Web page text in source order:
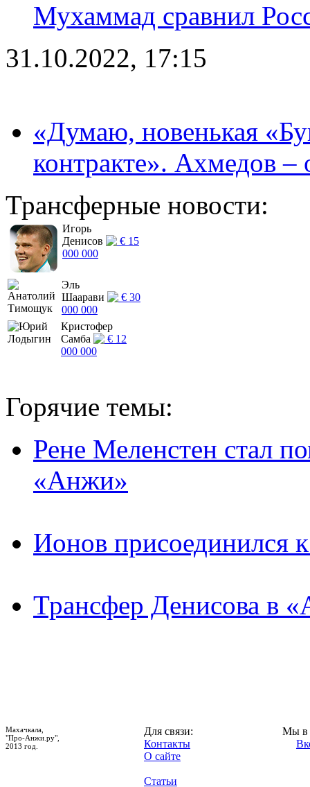
Мухаммад сравнил
31.10.2022, 17:15
«Думаю, новенькая
контракте». Ахмедов
Трансферные новости:
Игорь
Денисов
€ 15
000 000
Эль
Шаарави
€ 30
000 000
Кристофер
Самба
€ 12
000 000
Горячие темы:
Рене Меленстен стал
«Анжи»
Ионов присоединился
Трансфер Денисова в
Махачкала,
"Про-Анжи.ру",
2013 год.
Для связи:
Контакты
О сайте
Статьи
Мы в